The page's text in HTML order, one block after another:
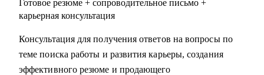
Готовое резюме + сопроводительное письмо +
карьерная консультация
Консультация для получения ответов на вопросы по
теме поиска работы и развития карьеры, создания
эффективного резюме и продающего